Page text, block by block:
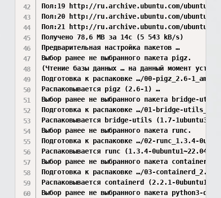
Пол:19 http://ru.archive.ubuntu.com/ubuntu
Пол:20 http://ru.archive.ubuntu.com/ubuntu
Пол:21 http://ru.archive.ubuntu.com/ubuntu
Получено 78,6 MB за
Предварительная настройка пакетов …
Выбор ранее не выбранного пакета pigz.
(Чтение базы данных … на данный момент
Подготовка к распаковке …/00-pigz_2.6-
Распаковывается pigz (2.6-1) …
Выбор ранее не выбранного пакета bridge-
Подготовка к распаковке …/01-bridge-utils_1.7-
Распаковывается bridge-utils (1.7-1ubuntu3) …
Выбор ранее не выбранного пакета runc.
Подготовка к распаковке …/02-runc_1.3.4-
Распаковывается runc (1.3.4-
Выбор ранее не выбранного пакета containerd.
Подготовка к распаковке …/03-
Распаковывается containerd (2.2.1-
Выбор ранее не выбранного пакета python3-